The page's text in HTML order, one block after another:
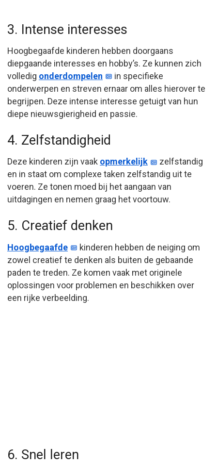
3. Intense interesses
Hoogbegaafde kinderen hebben doorgaans
diepgaande interesses en hobby’s. Ze kunnen zich
volledig onderdompelen
in specifieke
onderwerpen en streven ernaar om alles hierover te
begrijpen. Deze intense interesse getuigt van hun
diepe nieuwsgierigheid en passie.
4. Zelfstandigheid
Deze kinderen zijn vaak opmerkelijk
zelfstandig
en in staat om complexe taken zelfstandig uit te
voeren. Ze tonen moed bij het aangaan van
uitdagingen en nemen graag het voortouw.
5. Creatief denken
Hoogbegaafde
kinderen hebben de neiging om
zowel creatief te denken als buiten de gebaande
paden te treden. Ze komen vaak met originele
oplossingen voor problemen en beschikken over
een rijke verbeelding.
6. Snel leren